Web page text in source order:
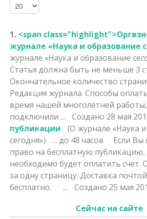
Культурология
Науки о земле
1. <span
журнале «Наука и образование
журнале «Наука и образование
Статья должна быть не меньше 3
Окончательное количество
Редакция журнала. Способы
время нашей многолетней
подключили ...
Создано 28 мая
публикации
(О журнале «Наука
сегодня»)
... до 48 часов Если Вы
право на бесплатную
необходимо будет оплатить счет.
за одну страницу. Доставка
бесплатно. ...
Создано 25 мая
Сейчас на сайте